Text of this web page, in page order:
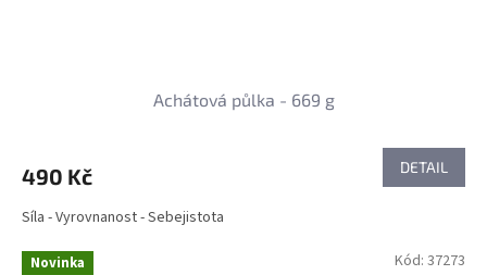
Achátová půlka - 669 g
490 Kč DETAIL
Síla - Vyrovnanost - Sebejistota
Novinka
Kód: 37273